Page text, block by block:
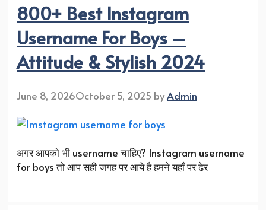
800+ Best Instagram
Username For Boys –
Attitude & Stylish 2024
June 8, 2026October 5, 2025 byAdmin
अगर आपको भी username चाहिए? Instagram username
for boys तो आप सही जगह पर आये है हमने यहाँ पर ढेर